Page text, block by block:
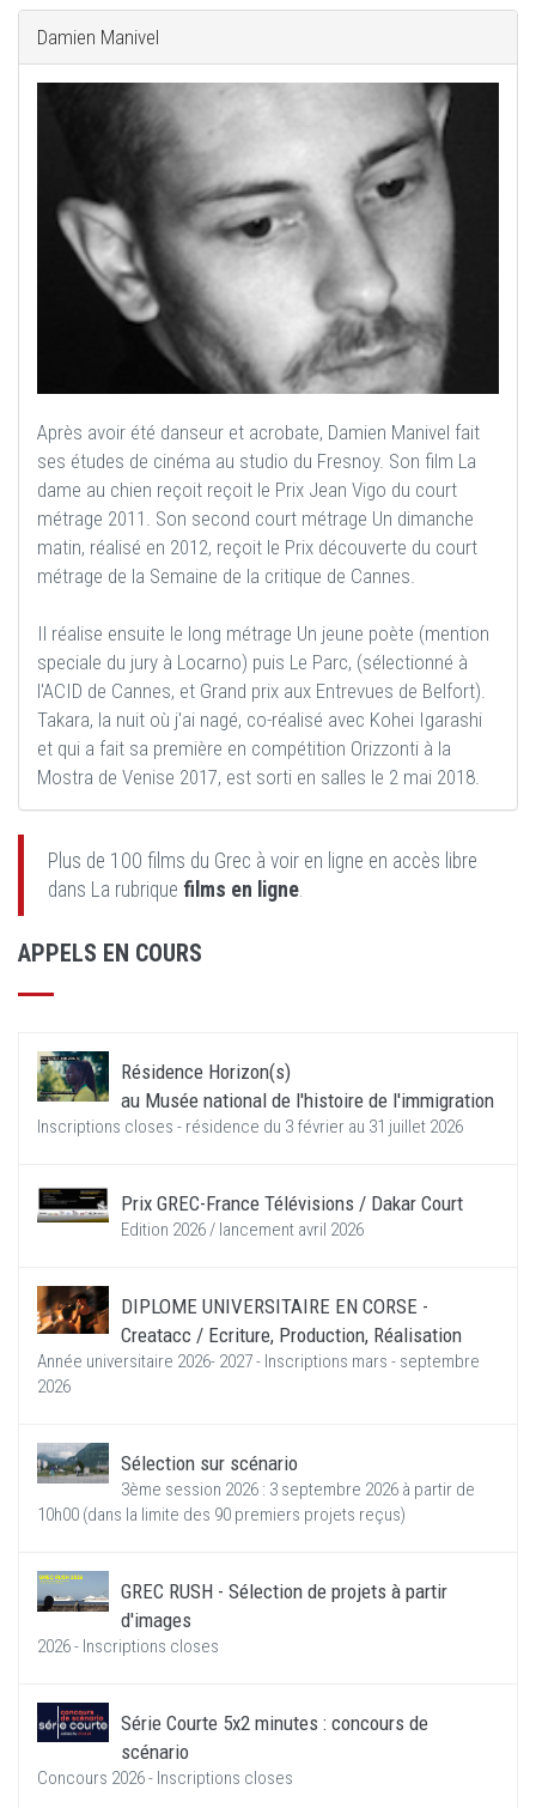
Damien Manivel
Après avoir été danseur et acrobate, Damien Manivel fait
ses études de cinéma au studio du Fresnoy. Son film La
dame au chien reçoit reçoit le Prix Jean Vigo du court
métrage 2011. Son second court métrage Un dimanche
matin, réalisé en 2012, reçoit le Prix découverte du court
métrage de la Semaine de la critique de Cannes.
Il réalise ensuite le long métrage Un jeune poète (mention
speciale du jury à Locarno) puis Le Parc, (sélectionné à
l'ACID de Cannes, et Grand prix aux Entrevues de Belfort).
Takara, la nuit où j'ai nagé, co-réalisé avec Kohei Igarashi
et qui a fait sa première en compétition Orizzonti à la
Mostra de Venise 2017, est sorti en salles le 2 mai 2018.
Plus de 100 films du Grec à voir en ligne en accès libre
dans La rubrique films en ligne.
APPELS EN COURS
Résidence Horizon(s)
au Musée national de l'histoire de l'immigration
Inscriptions closes - résidence du 3 février au 31 juillet 2026
Prix GREC-France Télévisions / Dakar Court
Edition 2026 / lancement avril 2026
DIPLOME UNIVERSITAIRE EN CORSE -
Creatacc / Ecriture, Production, Réalisation
Année universitaire 2026- 2027 - Inscriptions mars - septembre
2026
Sélection sur scénario
3ème session 2026 : 3 septembre 2026 à partir de
10h00 (dans la limite des 90 premiers projets reçus)
GREC RUSH - Sélection de projets à partir
d'images
2026 - Inscriptions closes
Série Courte 5x2 minutes : concours de
scénario
Concours 2026 - Inscriptions closes